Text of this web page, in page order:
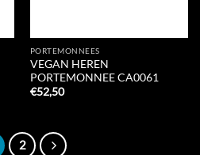
PORTEMONNEES
VEGAN HEREN
PORTEMONNEE CA0061
€52,50
2